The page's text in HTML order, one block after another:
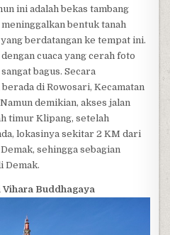
ini adalah bekas tambang
bentuk tanah
berdatangan ke tempat ini.
cuaca yang cerah foto
bagus. Secara
di Rowosari, Kecamatan
demikian, akses jalan
timur Klipang, setelah
lokasinya sekitar 2 KM dari
sehingga sebagian
Demak.
Vihara Buddhagaya